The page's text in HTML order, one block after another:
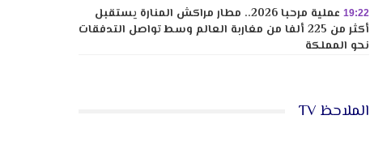
19:22
عملية مرحبا 2026.. مطار مراكش المنارة يستقبل
أكثر من 225 ألفا من مغاربة العالم وسط تواصل التدفقات
نحو المملكة
الملاحظ TV